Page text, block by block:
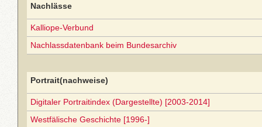
Nachlässe
Kalliope-Verbund
Nachlassdatenbank beim Bundesarchiv
Portrait(nachweise)
Digitaler Portraitindex (Dargestellte) [2003-2014]
Westfälische Geschichte [1996-]